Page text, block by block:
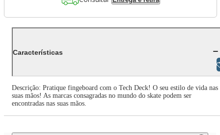
Características
Descrição: Pratique fingeboard com o Tech Deck! O seu estilo de vida nas
suas mãos! As marcas consagradas no mundo do skate podem ser
encontradas nas suas mãos.